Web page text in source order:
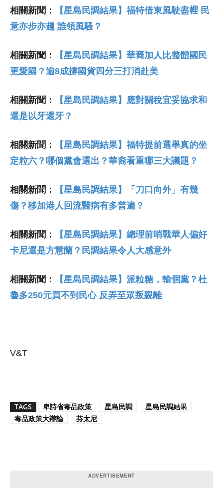
相關新聞：
【星島民調結果】福特借東風駛盡𢃇 民
意亦步亦趨 誰領風騷？
相關新聞：
【星島民調結果】華裔加人比整體國民
更愛國？逾8成撐國貨四分三打消赴美
相關新聞：
【星島民調結果】應對關稅宜妥協求和
還是以牙還牙？
相關新聞：
【星島民調結果】福特提前選舉真的坐
定粒六？哪個黨會選出？華裔看重哪三大議題？
相關新聞：
【星島民調結果】「刀口向外」有幾
傷？移加港人回流醫病有多普遍？
相關新聞：
【星島民調結果】總理前哨戰華人偏好
卡尼還是方慧蘭？民調結果令人大感意外
相關新聞：
【星島民調結果】派粒糖，輸個黨？杜
魯多250元買不到民心 反弄至眾叛親離
V&T
TAGS 卑詩省毒品政策 星島民調
星島民調結果
毒品政策大辯論
芬太尼